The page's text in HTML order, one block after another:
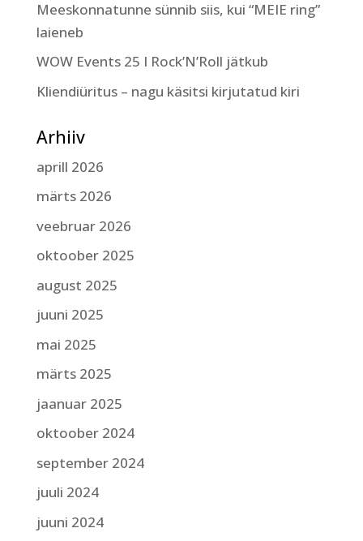
Meeskonnatunne sünnib siis, kui “MEIE ring”
laieneb
WOW Events 25 I Rock’N’Roll jätkub
Kliendiüritus – nagu käsitsi kirjutatud kiri
Arhiiv
aprill 2026
märts 2026
veebruar 2026
oktoober 2025
august 2025
juuni 2025
mai 2025
märts 2025
jaanuar 2025
oktoober 2024
september 2024
juuli 2024
juuni 2024